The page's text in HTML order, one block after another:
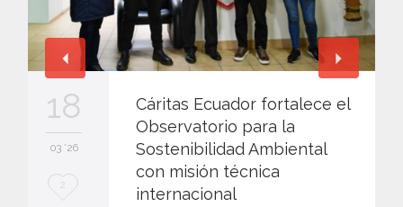
18
03 '26
L
2
Cáritas Ecuador fortalece el
Observatorio para la
Sostenibilidad Ambiental
con misión técnica
internacional